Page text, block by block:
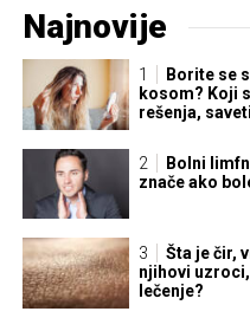
Najnovije
Borite se
kosom? Koji
rešenja,
Bolni
znače ako
Šta je čir,
njihovi
lečenje?